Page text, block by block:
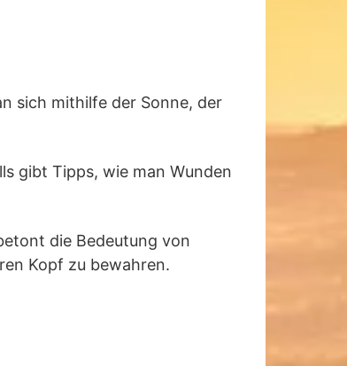
sich mithilfe der Sonne, der
gibt Tipps, wie man Wunden
die Bedeutung von
Kopf zu bewahren.